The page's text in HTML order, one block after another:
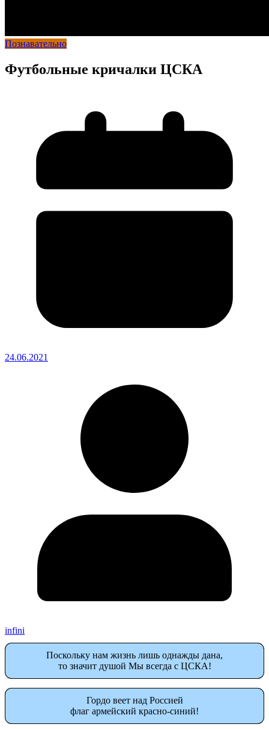
Познавательно
Футбольные кричалки ЦСКА
24.06.2021
infini
Поскольку нам жизнь лишь однажды дана,
то значит душой Мы всегда с ЦСКА!
Гордо веет над Россией
флаг армейский красно-синий!